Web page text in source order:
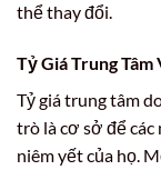
thể thay đổi.
Tỷ Giá Trung
Tỷ giá trung tâm
trò là cơ sở để
niêm yết của họ.